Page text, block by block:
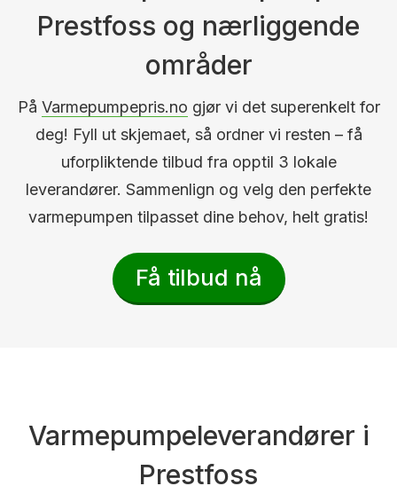
Prestfoss og nærliggende
områder
På Varmepumpepris.no gjør vi det superenkelt for
deg! Fyll ut skjemaet, så ordner vi resten – få
uforpliktende tilbud fra opptil 3 lokale
leverandører. Sammenlign og velg den perfekte
varmepumpen tilpasset dine behov, helt gratis!
Få tilbud nå
Varmepumpeleverandører i
Prestfoss